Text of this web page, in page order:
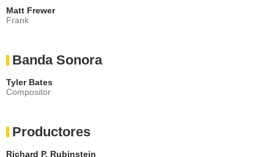
Matt Frewer
Frank
Banda Sonora
Tyler Bates
Compositor
Productores
Richard P. Rubinstein